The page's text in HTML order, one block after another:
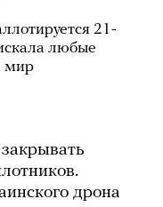
21-
любые
мир
дрона